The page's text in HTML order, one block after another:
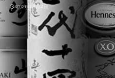
2026年8月4日